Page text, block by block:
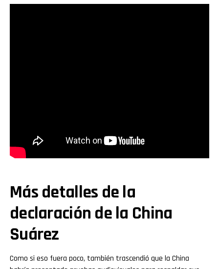
Más detalles de la
declaración de la China
Suárez
Como si eso fuera poco, también trascendió que la China